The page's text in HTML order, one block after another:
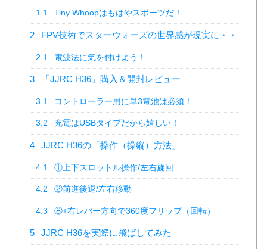
1.1 Tiny Whoopはもはやスポーツだ！
2 FPV技術でスターウォーズの世界感が現実に・・
2.1 電波法に気を付けよう！
3 「JJRC H36」購入＆開封レビュー
3.1 コントローラー用に単3電池は必須！
3.2 充電はUSBタイプだから嬉しい！
4 JJRC H36の「操作（操縦）方法」
4.1 ①上下スロットル操作/左右旋回
4.2 ②前進後退/左右移動
4.3 ⑧+右レバー方向で360度フリップ（回転）
5 JJRC H36を実際に飛ばしてみた